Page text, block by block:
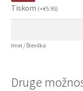
Tiskom (+€5.95)
Imei / Številka
Druge